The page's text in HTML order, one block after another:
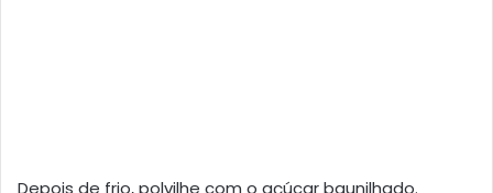
Depois de frio, polvilhe com o açúcar baunilhado.